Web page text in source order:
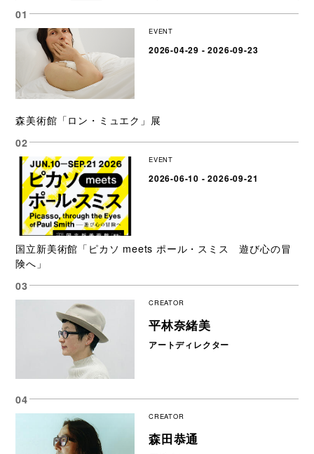
EVENT
2026-04-29 - 2026-09-23
森美術館「ロン・ミュエク」展
EVENT
2026-06-10 - 2026-09-21
国立新美術館「ピカソ meets ポール・スミス 遊び心の冒
険へ」
CREATOR
平林奈緒美
アートディレクター
CREATOR
森田恭通